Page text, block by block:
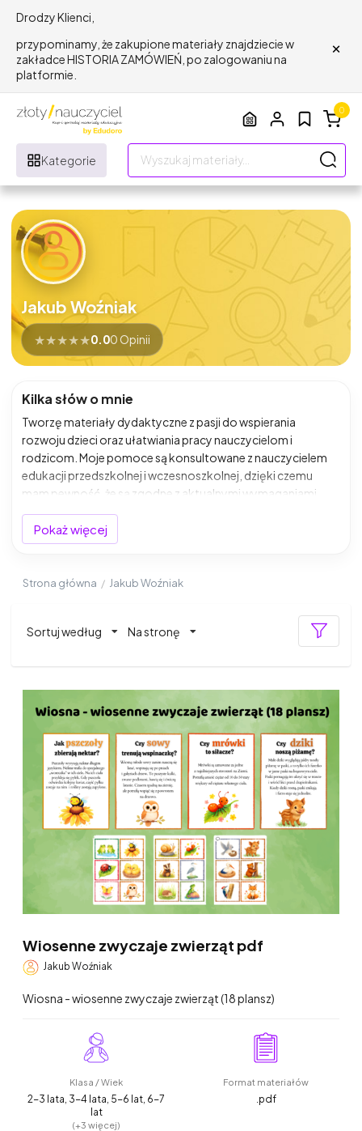
Drodzy Klienci,
przypominamy, że zakupione materiały znajdziecie w
zakładce HISTORIA ZAMÓWIEŃ, po zalogowaniu na
platformie.
×
Kategorie
0
Jakub Woźniak
★★★★★0.00 Opinii
Kilka słów o mnie
Tworzę materiały dydaktyczne z pasji do wspierania
rozwoju dzieci oraz ułatwiania pracy nauczycielom i
rodzicom. Moje pomoce są konsultowane z nauczycielem
edukacji przedszkolnej i wczesnoszkolnej, dzięki czemu
mam pewność, że są zgodne z aktualnymi wymaganiami
programowymi oraz sprawdzają się w codziennej pracy z
dziećmi. To połączenie kreatywności i wiedzy
pedagogicznej pozwala tworzyć materiały, które naprawdę
Pokaż więcej
Strona główna / Jakub Woźniak
Sortuj według Na stronę
Wiosenne zwyczaje zwierząt pdf
Jakub Woźniak
Wiosna - wiosenne zwyczaje zwierząt (18 plansz)
Klasa / Wiek
2-3 lata, 3-4 lata, 5-6 lat, 6-7
lat
(+3 więcej)
Format materiałów
.pdf